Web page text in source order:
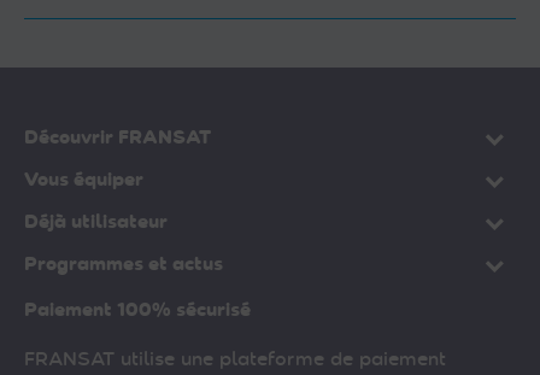
Découvrir FRANSAT
Vous équiper
Déjà utilisateur
Programmes et actus
Paiement 100% sécurisé
FRANSAT utilise une plateforme de paiement